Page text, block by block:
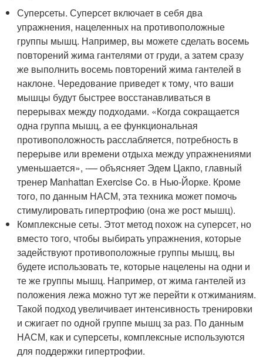
Суперсеты. Суперсет включает в себя два
упражнения, нацеленных на противоположные
группы мышц. Например, вы можете сделать восемь
повторений жима гантелями от груди, а затем сразу
же выполнить восемь повторений жима гантелей в
наклоне. Чередование приведет к тому, что ваши
мышцы будут быстрее восстанавливаться в
перерывах между подходами. «Когда сокращается
одна группа мышц, а ее функциональная
противоположность расслабляется, потребность в
перерыве или времени отдыха между упражнениями
уменьшается», -— объясняет Эдем Цакпо, главный
тренер Manhattan Exercise Co. в Нью-Йорке. Кроме
того, по данным НАСМ, эта техника может помочь
стимулировать гипертрофию (она же рост мышц).
Комплексные сеты. Этот метод похож на суперсет, но
вместо того, чтобы выбирать упражнения, которые
задействуют противоположные группы мышц, вы
будете использовать те, которые нацелены на одни и
те же группы мышц. Например, от жима гантелей из
положения лежа можно тут же перейти к отжиманиям.
Такой подход увеличивает интенсивность тренировки
и сжигает по одной группе мышц за раз. По данным
НАСМ, как и суперсеты, комплексные используются
для поддержки гипертрофии.